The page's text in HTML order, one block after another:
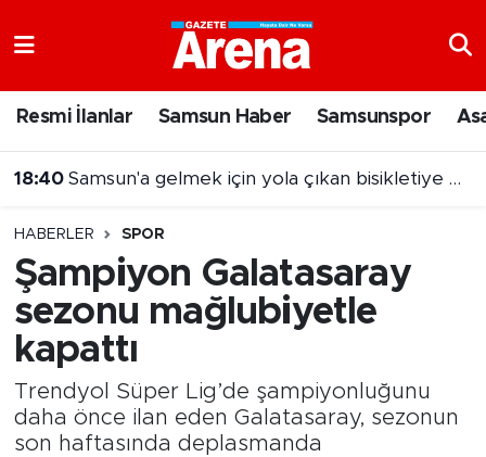
Resmi İlanlar Samsun Haber Samsunspor
18:40 Samsun'a gelmek için yola çıkan bisikletiye otomobil çarptı
HABERLER SPOR
Şampiyon Galatasaray
sezonu mağlubiyetle
kapattı
Trendyol Süper Lig’de şampiyonluğunu
daha önce ilan eden Galatasaray, sezonun
son haftasında deplasmanda
Samsun Namaz Vakitleri
Süper Lig Puan Durumu ve Fikstür
Tüm Manşetler
Son Dakika Haberleri